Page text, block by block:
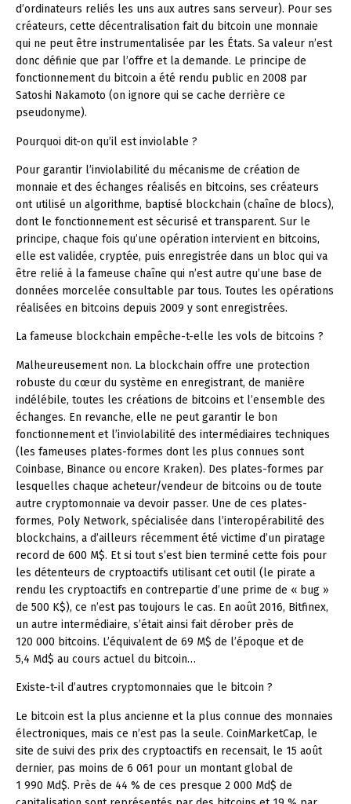
d’ordinateurs reliés les uns aux autres sans serveur). Pour ses
créateurs, cette décentralisation fait du bitcoin une monnaie
qui ne peut être instrumentalisée par les États. Sa valeur n’est
donc définie que par l’offre et la demande. Le principe de
fonctionnement du bitcoin a été rendu public en 2008 par
Satoshi Nakamoto (on ignore qui se cache derrière ce
pseudonyme).
Pourquoi dit-on qu’il est inviolable ?
Pour garantir l’inviolabilité du mécanisme de création de
monnaie et des échanges réalisés en bitcoins, ses créateurs
ont utilisé un algorithme, baptisé blockchain (chaîne de blocs),
dont le fonctionnement est sécurisé et transparent. Sur le
principe, chaque fois qu’une opération intervient en bitcoins,
elle est validée, cryptée, puis enregistrée dans un bloc qui va
être relié à la fameuse chaîne qui n’est autre qu’une base de
données morcelée consultable par tous. Toutes les opérations
réalisées en bitcoins depuis 2009 y sont enregistrées.
La fameuse blockchain empêche-t-elle les vols de bitcoins ?
Malheureusement non. La blockchain offre une protection
robuste du cœur du système en enregistrant, de manière
indélébile, toutes les créations de bitcoins et l’ensemble des
échanges. En revanche, elle ne peut garantir le bon
fonctionnement et l’inviolabilité des intermédiaires techniques
(les fameuses plates-formes dont les plus connues sont
Coinbase, Binance ou encore Kraken). Des plates-formes par
lesquelles chaque acheteur/vendeur de bitcoins ou de toute
autre cryptomonnaie va devoir passer. Une de ces plates-
formes, Poly Network, spécialisée dans l’interopérabilité des
blockchains, a d’ailleurs récemment été victime d’un piratage
record de 600 M$. Et si tout s’est bien terminé cette fois pour
les détenteurs de cryptoactifs utilisant cet outil (le pirate a
rendu les cryptoactifs en contrepartie d’une prime de « bug »
de 500 K$), ce n’est pas toujours le cas. En août 2016, Bitfinex,
un autre intermédiaire, s’était ainsi fait dérober près de
120 000 bitcoins. L’équivalent de 69 M$ de l’époque et de
5,4 Md$ au cours actuel du bitcoin…
Existe-t-il d’autres cryptomonnaies que le bitcoin ?
Le bitcoin est la plus ancienne et la plus connue des monnaies
électroniques, mais ce n’est pas la seule. CoinMarketCap, le
site de suivi des prix des cryptoactifs en recensait, le 15 août
dernier, pas moins de 6 061 pour un montant global de
1 990 Md$. Près de 44 % de ces presque 2 000 Md$ de